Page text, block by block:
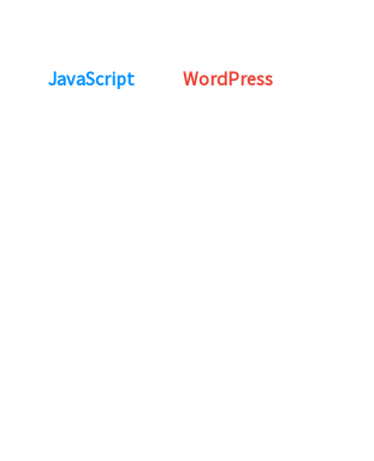
JavaScript WordPress